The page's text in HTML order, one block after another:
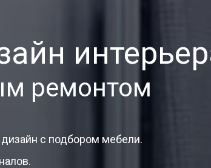
ремонтом
с подбором мебели.